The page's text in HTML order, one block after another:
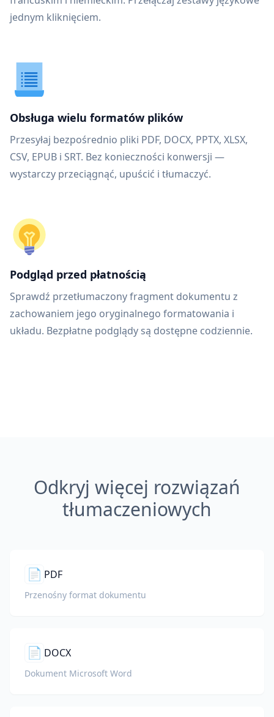
jednym kliknięciem.
Obsługa wielu formatów plików
Przesyłaj bezpośrednio pliki PDF, DOCX, PPTX, XLSX,
CSV, EPUB i SRT. Bez konieczności konwersji —
wystarczy przeciągnąć, upuścić i tłumaczyć.
Podgląd przed płatnością
Sprawdź przetłumaczony fragment dokumentu z
zachowaniem jego oryginalnego formatowania i
układu. Bezpłatne podglądy są dostępne codziennie.
Odkryj więcej rozwiązań
tłumaczeniowych
📄 PDF
Przenośny format dokumentu
📄 DOCX
Dokument Microsoft Word